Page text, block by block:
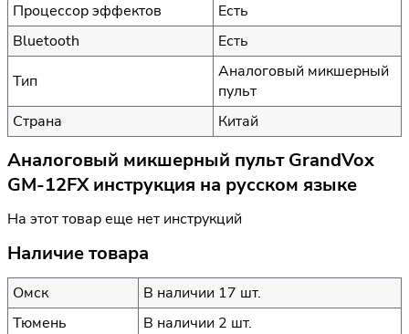
Процессор эффектов
Есть
Bluetooth
Есть
Тип
Аналоговый микшерный
пульт
Страна
Китай
Аналоговый микшерный пульт GrandVox
GM-12FX инструкция на русском языке
На этот товар еще нет инструкций
Наличие товара
Омск
В наличии 17 шт.
Тюмень
В наличии 2 шт.